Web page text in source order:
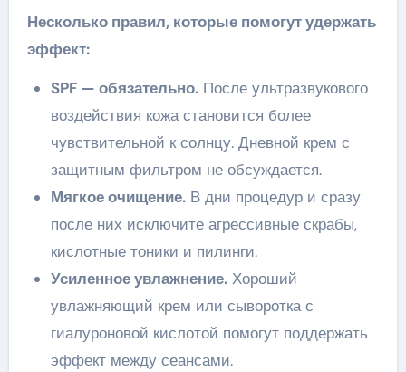
Несколько правил, которые помогут удержать
эффект:
SPF — обязательно.После ультразвукового
воздействия кожа становится более
чувствительной к солнцу. Дневной крем с
защитным фильтром не обсуждается.
Мягкое очищение.В дни процедур и сразу
после них исключите агрессивные скрабы,
кислотные тоники и пилинги.
Усиленное увлажнение.Хороший
увлажняющий крем или сыворотка с
гиалуроновой кислотой помогут поддержать
эффект между сеансами.